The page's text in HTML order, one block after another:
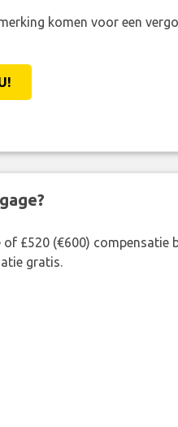
komen voor een
£520 (€600) compensatie
gratis.